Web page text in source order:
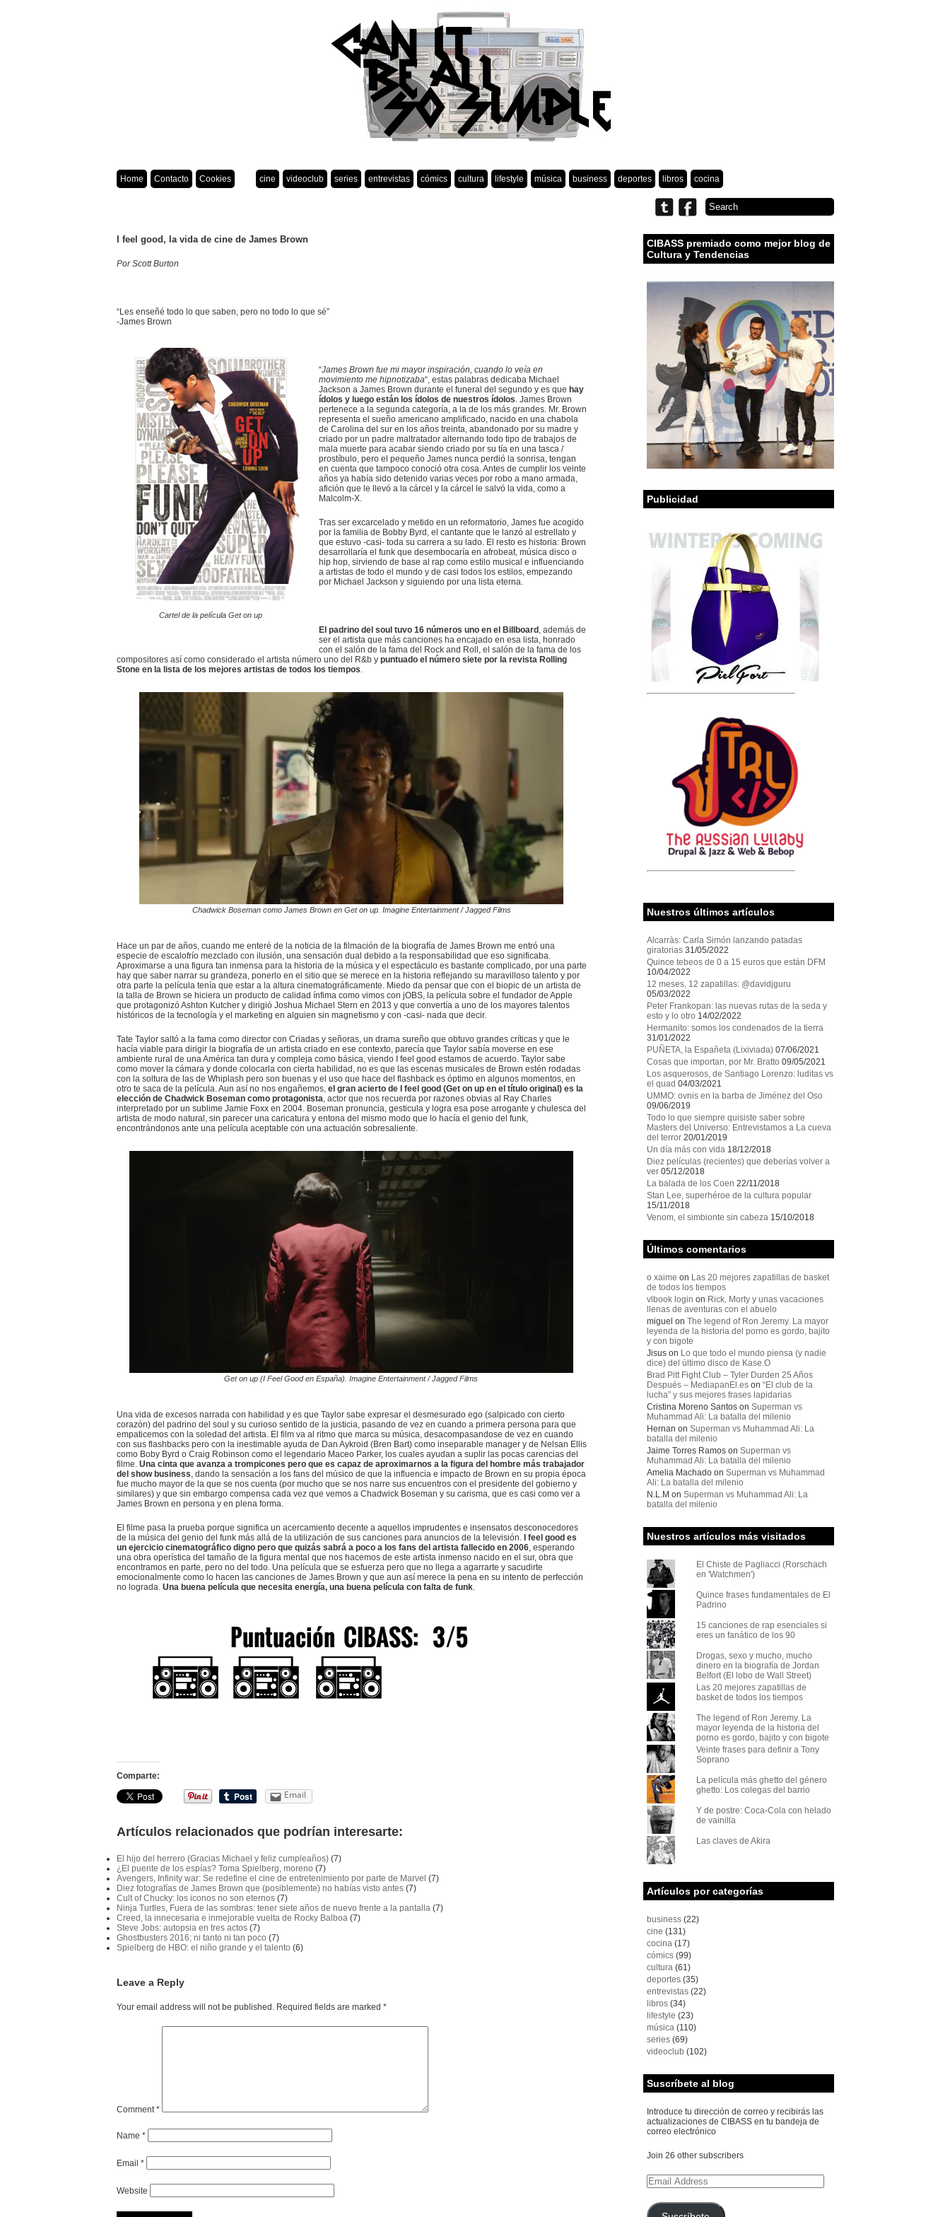
Home Contacto Cookies cine videoclub series entrevistas cómics cultura lifestyle música business deportes libros cocina
I feel good, la vida de cine de James Brown
Por Scott Burton
“Les enseñé todo lo que saben, pero no todo lo que sé”
-James Brown
Cartel de la película Get on up
“James Brown fue mi mayor inspiración, cuando lo veía en
movimiento me hipnotizaba“, estas palabras dedicaba Michael
Jackson a James Brown durante el funeral del segundo y es que hay
ídolos y luego están los ídolos de nuestros ídolos. James Brown
pertenece a la segunda categoría, a la de los más grandes. Mr. Brown
representa el sueño americano amplificado, nacido en una chabola
de Carolina del sur en los años treinta, abandonado por su madre y
criado por un padre maltratador alternando todo tipo de trabajos de
mala muerte para acabar siendo criado por su tía en una tasca /
prostíbulo, pero el pequeño James nunca perdió la sonrisa, tengan
en cuenta que tampoco conoció otra cosa. Antes de cumplir los veinte
años ya había sido detenido varias veces por robo a mano armada,
afición que le llevó a la cárcel y la cárcel le salvó la vida, como a
Malcolm-X.
Tras ser excarcelado y metido en un reformatorio, James fue acogido
por la familia de Bobby Byrd, el cantante que le lanzó al estrellato y
que estuvo -casi- toda su carrera a su lado. El resto es historia: Brown
desarrollaría el funk que desembocaría en afrobeat, música disco o
hip hop, sirviendo de base al rap como estilo musical e influenciando
a artistas de todo el mundo y de casi todos los estilos, empezando
por Michael Jackson y siguiendo por una lista eterna.
El padrino del soul tuvo 16 números uno en el Billboard , además de
ser el artista que más canciones ha encajado en esa lista, honrado
con el salón de la fama del Rock and Roll, el salón de la fama de los
compositores así como considerado el artista número uno del R&b y puntuado el número siete por la revista Rolling
Stone en la lista de los mejores artistas de todos los tiempos.
Chadwick Boseman como James Brown en Get on up. Imagine Entertainment / Jagged Films
Hace un par de años, cuando me enteré de la noticia de la filmación de la biografía de James Brown me entró una
especie de escalofrío mezclado con ilusión, una sensación dual debido a la responsabilidad que eso significaba.
Aproximarse a una figura tan inmensa para la historia de la música y el espectáculo es bastante complicado, por una parte
hay que saber narrar su grandeza, ponerlo en el sitio que se merece en la historia reflejando su maravilloso talento y por
otra parte la película tenía que estar a la altura cinematográficamente. Miedo da pensar que con el biopic de un artista de
la talla de Brown se hiciera un producto de calidad ínfima como vimos con jOBS, la película sobre el fundador de Apple
que protagonizó Ashton Kutcher y dirigió Joshua Michael Stern en 2013 y que convertía a uno de los mayores talentos
históricos de la tecnología y el marketing en alguien sin magnetismo y con -casi- nada que decir.
Tate Taylor saltó a la fama como director con Criadas y señoras, un drama sureño que obtuvo grandes críticas y que le
hacía viable para dirigir la biografía de un artista criado en ese contexto, parecía que Taylor sabía moverse en ese
ambiente rural de una América tan dura y compleja como básica, viendo I feel good estamos de acuerdo. Taylor sabe
como mover la cámara y donde colocarla con cierta habilidad, no es que las escenas musicales de Brown estén rodadas
con la soltura de las de Whiplash pero son buenas y el uso que hace del flashback es óptimo en algunos momentos, en
otro te saca de la película. Aun así no nos engañemos, el gran acierto de I feel good (Get on up en el título original) es la
elección de Chadwick Boseman como protagonista, actor que nos recuerda por razones obvias al Ray Charles
interpretado por un sublime Jamie Foxx en 2004. Boseman pronuncia, gesticula y logra esa pose arrogante y chulesca del
artista de modo natural, sin parecer una caricatura y entona del mismo modo que lo hacía el genio del funk,
encontrándonos ante una película aceptable con una actuación sobresaliente.
Get on up (I Feel Good en España). Imagine Entertainment / Jagged Films
Una vida de excesos narrada con habilidad y es que Taylor sabe expresar el desmesurado ego (salpicado con cierto
corazón) del padrino del soul y su curioso sentido de la justicia, pasando de vez en cuando a primera persona para que
empaticemos con la soledad del artista. El film va al ritmo que marca su música, desacompasandose de vez en cuando
con sus flashbacks pero con la inestimable ayuda de Dan Aykroid (Bren Bart) como inseparable manager y de Nelsan Ellis
como Boby Byrd o Craig Robinson como el legendario Maceo Parker, los cuales ayudan a suplir las pocas carencias del
filme. Una cinta que avanza a trompicones pero que es capaz de aproximarnos a la figura del hombre más trabajador
del show business, dando la sensación a los fans del músico de que la influencia e impacto de Brown en su propia época
fue mucho mayor de la que se nos cuenta (por mucho que se nos narre sus encuentros con el presidente del gobierno y
similares) y que sin embargo compensa cada vez que vemos a Chadwick Boseman y su carisma, que es casi como ver a
James Brown en persona y en plena forma.
El filme pasa la prueba porque significa un acercamiento decente a aquellos imprudentes e insensatos desconocedores
de la música del genio del funk más allá de la utilización de sus canciones para anuncios de la televisión.
I feel good es
un ejercicio cinematográfico digno pero que quizás sabrá a poco a los fans del artista fallecido en 2006, esperando
una obra operística del tamaño de la figura mental que nos hacemos de este artista inmenso nacido en el sur, obra que
encontramos en parte, pero no del todo. Una película que se esfuerza pero que no llega a agarrarte y sacudirte
emocionalmente como lo hacen las canciones de James Brown y que aun así merece la pena en su intento de perfección
no lograda. Una buena película que necesita energía, una buena película con falta de funk.
Comparte:
Email
Artículos relacionados que podrían interesarte:
El hijo del herrero (Gracias Michael y feliz cumpleaños)(7)
¿El puente de los espías? Toma Spielberg, moreno (7)
Avengers, Infinity war: Se redefine el cine de entretenimiento por parte de Marvel (7)
Diez fotografías de James Brown que (posiblemente) no habías visto antes(7)
Cult of Chucky: los iconos no son eternos(7)
Ninja Turtles, Fuera de las sombras: tener siete años de nuevo frente a la pantalla(7)
Creed, la innecesaria e inmejorable vuelta de Rocky Balboa(7)
Steve Jobs: autopsia en tres actos(7)
Ghostbusters 2016; ni tanto ni tan poco (7)
Spielberg de HBO: el niño grande y el talento (6)
Leave a Reply
Your email address will not be published. Required fields are marked *
Comment*
Name *
Email *
Website
CIBASS premiado como mejor blog de
Cultura y Tendencias
Publicidad
Nuestros últimos artículos
Alcarràs: Carla Simón lanzando patadas
giratorias 31/05/2022
Quince tebeos de 0 a 15 euros que están DFM
10/04/2022
12 meses, 12 zapatillas: @davidjguru
05/03/2022
Peter Frankopan: las nuevas rutas de la seda y
esto y lo otro 14/02/2022
Hermanito: somos los condenados de la tierra
31/01/2022
PUÑETA, la Españeta (Lixiviada) 07/06/2021
Cosas que importan, por Mr. Bratto 09/05/2021
Los asquerosos, de Santiago Lorenzo: luditas vs
el quad 04/03/2021
UMMO: ovnis en la barba de Jiménez del Oso
09/06/2019
Todo lo que siempre quisiste saber sobre
Masters del Universo: Entrevistamos a La cueva
del terror 20/01/2019
Un día más con vida 18/12/2018
Diez películas (recientes) que deberías volver a
ver 05/12/2018
La balada de los Coen 22/11/2018
Stan Lee, superhéroe de la cultura popular
15/11/2018
Venom, el simbionte sin cabeza 15/10/2018
Últimos comentarios
o xaime on Las 20 mejores zapatillas de basket
de todos los tiempos
vlbook login on Rick, Morty y unas vacaciones
llenas de aventuras con el abuelo
miguel on The legend of Ron Jeremy. La mayor
leyenda de la historia del porno es gordo, bajito
y con bigote
Jisuson Lo que todo el mundo piensa (y nadie
dice) del último disco de Kase.O
Brad Pitt Fight Club – Tyler Durden 25 Años
Después – MediapanEl.eson “El club de la
lucha” y sus mejores frases lapidarias
Cristina Moreno Santoson Superman vs
Muhammad Ali: La batalla del milenio
Hernan on Superman vs Muhammad Ali: La
batalla del milenio
Jaime Torres Ramoson Superman vs
Muhammad Ali: La batalla del milenio
Amelia Machadoon Superman vs Muhammad
Ali: La batalla del milenio
N.L.M on Superman vs Muhammad Ali: La
batalla del milenio
Nuestros artículos más visitados
El Chiste de Pagliacci (Rorschach
en 'Watchmen')
Quince frases fundamentales de El
Padrino
15 canciones de rap esenciales si
eres un fanático de los 90
Drogas, sexo y mucho, mucho
dinero en la biografía de Jordan
Belfort (El lobo de Wall Street)
Las 20 mejores zapatillas de
basket de todos los tiempos
The legend of Ron Jeremy. La
mayor leyenda de la historia del
porno es gordo, bajito y con bigote
Veinte frases para definir a Tony
Soprano
La película más ghetto del género
ghetto: Los colegas del barrio
Y de postre: Coca-Cola con helado
de vainilla
Las claves de Akira
Artículos por categorías
business(22)
cine (131)
cocina(17)
cómics(99)
cultura(61)
deportes(35)
entrevistas(22)
libros(34)
lifestyle (23)
música(110)
series(69)
videoclub (102)
Suscríbete al blog
Introduce tu dirección de correo y recibirás las
actualizaciones de CIBASS en tu bandeja de
correo electrónico
Join 26 other subscribers
Email
Address